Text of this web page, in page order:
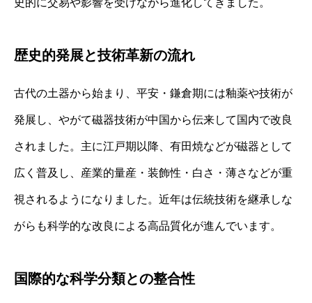
歴史的発展と技術革新の流れ
古代の土器から始まり、平安・鎌倉期には釉薬や技術が
発展し、やがて磁器技術が中国から伝来して国内で改良
されました。主に江戸期以降、有田焼などが磁器として
広く普及し、産業的量産・装飾性・白さ・薄さなどが重
視されるようになりました。近年は伝統技術を継承しな
がらも科学的な改良による高品質化が進んでいます。
国際的な科学分類との整合性